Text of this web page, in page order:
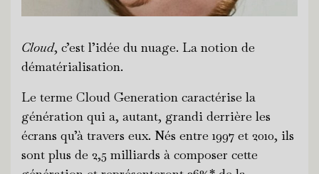
Cloud, c’est l’idée du nuage. La notion de
dématérialisation.
Le terme Cloud Generation caractérise la
génération qui a, autant, grandi derrière les
écrans qu’à travers eux. Nés entre 1997 et 2010, ils
sont plus de 2,5 milliards à composer cette